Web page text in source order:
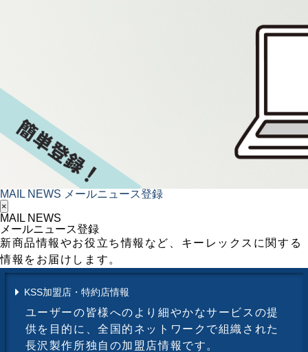
MAIL NEWS メールニュース登録
×
MAIL NEWS
メールニュース登録
新商品情報やお役立ち情報など、キーレックスに関する
情報をお届けします。
KSS加盟店・特約店情報
ユーザーの皆様へのより細やかなサービスの提
供を目的に、全国的ネットワークで組織された
長沢製作所独自の加盟店情報です。